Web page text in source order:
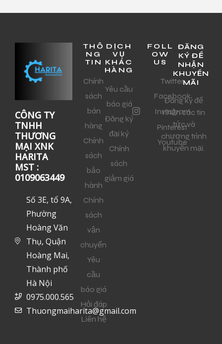
CÔNG TY
TNHH
THƯƠNG
MẠI XNK
HARITA
MST :
0109063449
Số 3E, tổ 9A,
Phường
Hoàng Văn
Thụ, Quận
Hoàng Mai,
Thành phố
Hà Nội
0975.000.565
Thuongmaiharita@gmail.com
THÔ
NG
TIN
Chính
sách
bán
hàng
Chính
sách
bảo
hành
Chính
sách
vận
chuyển
Yêu
cầu
báo giá
Hỏi đáp
Liên hệ
DỊCH
VỤ
KHÁC
HÀNG
Yêu cầu
báo giá
Đăng ký
đại ký
Chính
sách
giảm giá
FOLL
OW
US
Twitter
Facebook
Instagram
Pinterest
Youtube
ĐĂNG
KÝ ĐỂ
NHẬN
KHUYẾN
MÃI
Đăng ký để
nhận các tin
tức và
chương trình
khuyến mại.